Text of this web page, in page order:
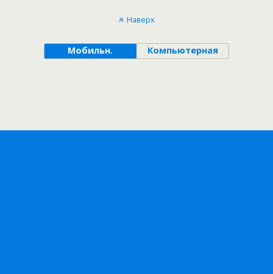
Наверх
Мобильн. Компьютерная